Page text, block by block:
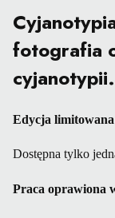
fotografia
cyjanotypii.
Edycja
Dostępna tylko
Praca oprawiona